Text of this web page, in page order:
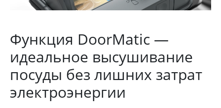
Функция DoorMatic —
идеальное высушивание
посуды без лишних затрат
электроэнергии